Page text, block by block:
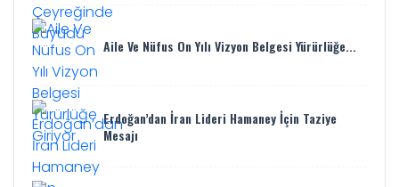
Aile Ve Nüfus On Yılı Vizyon Belgesi Yürürlüğe...
Erdoğan’dan İran Lideri Hamaney İçin Taziye
Mesajı